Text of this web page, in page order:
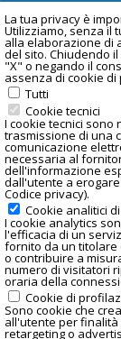
La tua privacy è
Utilizziamo, senza il
alla elaborazione di
del sito. Chiudendo
"X" o negando il
assenza di cookie
Tutti
Cookie tecnici
I cookie tecnici
trasmissione di una
comunicazione
necessaria al
dell'informazione
dall'utente a erogare
Codice privacy).
Cookie analitici
I cookie analytics
l'efficacia di un
fornito da un titolare
o contribuire a
numero di visitatori
oraria della
Cookie di
Sono cookie che
all'utente per finalità
retargeting o